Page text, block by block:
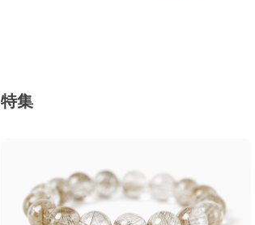
特集